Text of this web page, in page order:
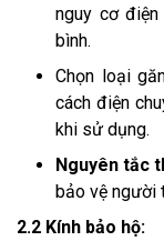
nguy cơ
bình.
Chọn loại
cách điện
khi sử dụng.
Nguyên tắc
bảo vệ người
2.2 Kính bảo hộ: